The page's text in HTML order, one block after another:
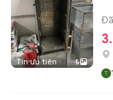
Tin ưu tiên 5